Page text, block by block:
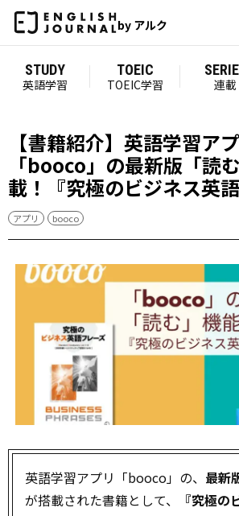
by アルク
STUDY
英語学習
TOEIC
TOEIC学習 連載
【書籍紹介】英語学習ア
「booco」の最新版「読
載！『究極のビジネス英語
アプリ booco
英語学習アプリ「booco」の、 最新
が搭載された書籍として、
『究極の